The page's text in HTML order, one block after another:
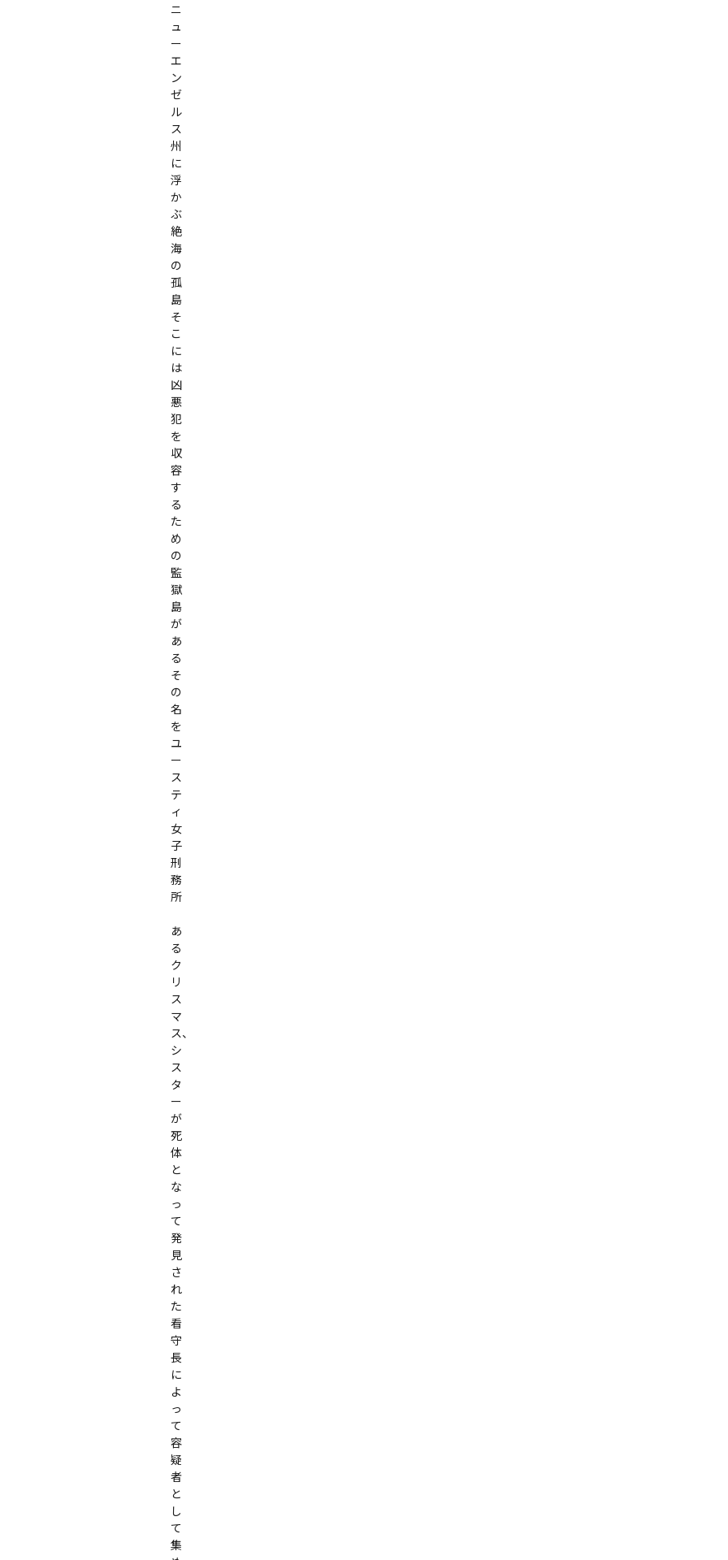
ニ
ュ
ー
エ
ン
ゼ
ル
ス
州
に
浮
か
ぶ
絶
海
の
孤
島
そ
こ
に
は
凶
悪
犯
を
収
容
す
る
た
め
の
監
獄
島
が
あ
る
そ
の
名
を
ユ
ー
ス
テ
ィ
女
子
刑
務
所
あ
る
ク
リ
ス
マ
ス、
シ
ス
タ
ー
が
死
体
と
な
っ
て
発
見
さ
れ
た
看
守
長
に
よ
っ
て
容
疑
者
と
し
て
集